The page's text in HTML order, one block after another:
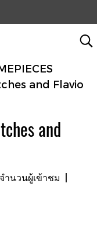
and Flavio
and
ำนวนผู้เข้าชม